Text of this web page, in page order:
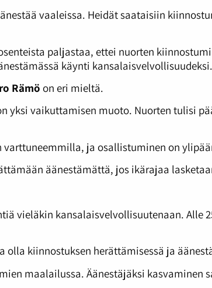
vaaleissa. Heidät saataisiin
paljastaa, ettei nuorten
käynti kansalaisvelvollisuudeksi.
Rämö on eri mieltä.
yksi vaikuttamisen muoto. Nuorten tulisi
ja osallistuminen on
äänestämättä, jos ikärajaa
vieläkin kansalaisvelvollisuutenaan. Alle
kiinnostuksen herättämisessä ja
maalailussa. Äänestäjäksi kasvaminen